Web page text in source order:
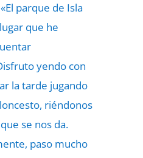
«El parque de Isla
que he
yendo con
la tarde jugando
riéndonos
se nos da.
paso mucho